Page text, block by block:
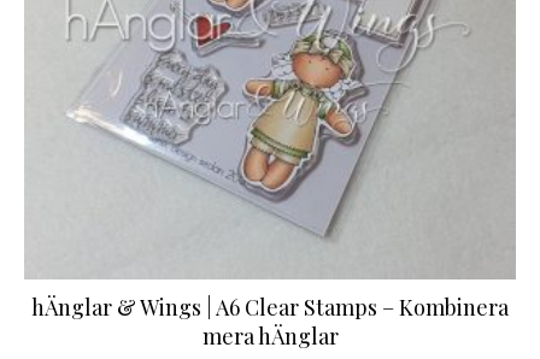
hÄnglar & Wings | A6 Clear Stamps – Kombinera
mera hÄnglar